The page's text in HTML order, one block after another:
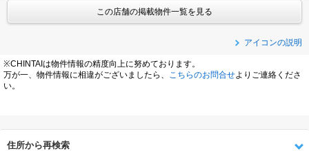
この店舗の掲載物件一覧を見る
アイコンの説明
※CHINTAIは物件情報の精度向上に努めております。
万が一、物件情報に相違がございましたら、
こちらのお問合せよりご連絡くださ
い。
住所から再検索